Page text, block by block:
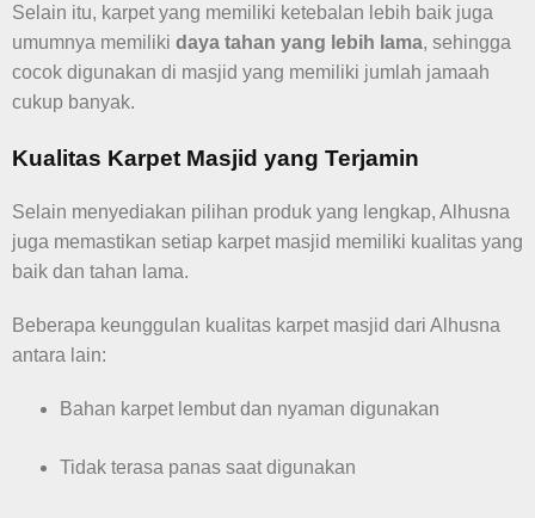
Selain itu, karpet yang memiliki ketebalan lebih baik juga
umumnya memiliki daya tahan yang lebih lama, sehingga
cocok digunakan di masjid yang memiliki jumlah jamaah
cukup banyak.
Kualitas Karpet Masjid yang Terjamin
Selain menyediakan pilihan produk yang lengkap, Alhusna
juga memastikan setiap karpet masjid memiliki kualitas yang
baik dan tahan lama.
Beberapa keunggulan kualitas karpet masjid dari Alhusna
antara lain:
Bahan karpet lembut dan nyaman digunakan
Tidak terasa panas saat digunakan